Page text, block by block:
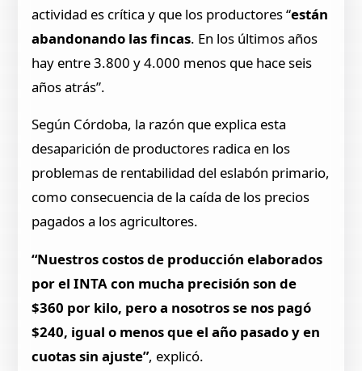
actividad es crítica y que los productores “están
abandonando las fincas. En los últimos años
hay entre 3.800 y 4.000 menos que hace seis
años atrás”.
Según Córdoba, la razón que explica esta
desaparición de productores radica en los
problemas de rentabilidad del eslabón primario,
como consecuencia de la caída de los precios
pagados a los agricultores.
“Nuestros costos de producción elaborados
por el INTA con mucha precisión son de
$360 por kilo, pero a nosotros se nos pagó
$240, igual o menos que el año pasado y en
cuotas sin ajuste”, explicó.